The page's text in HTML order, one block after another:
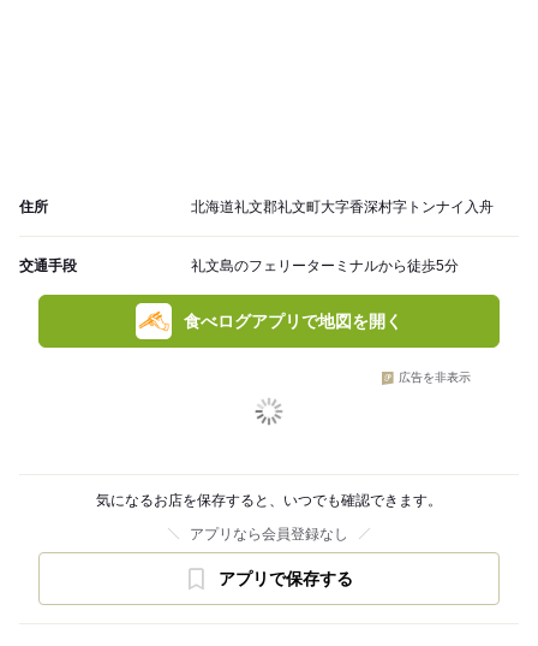
住所 北海道礼文郡礼文町大字香深村字トンナイ入舟
交通手段 礼文島のフェリーターミナルから徒歩5分
食べログアプリで地図を開く
広告を非表示
気になるお店を保存すると、いつでも確認できます。
アプリなら会員登録なし
アプリで保存する